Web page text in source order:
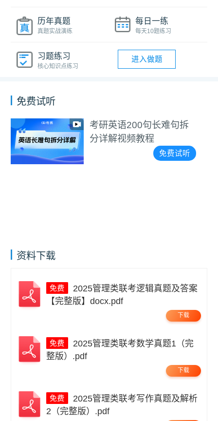
历年真题
真题实战演练
每日一练
每天10题练习
习题练习
核心知识点练习
进入做题
免费试听
考研英语200句长难句拆
分详解视频教程
免费试听
资料下载
【完整版】docx.pdf
下载
整版）.pdf
下载
2（完整版）.pdf